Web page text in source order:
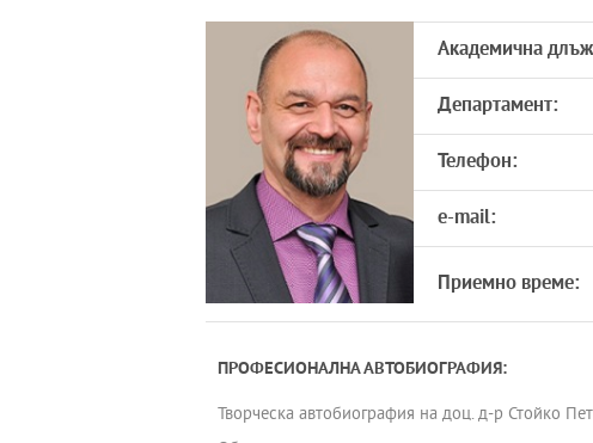
Академична
Департамент:
Телефон:
e-mail:
Приемно време:
ПРОФЕСИОНАЛНА АВТОБИОГРАФИЯ:
Творческа автобиография на доц. д-р Стойко